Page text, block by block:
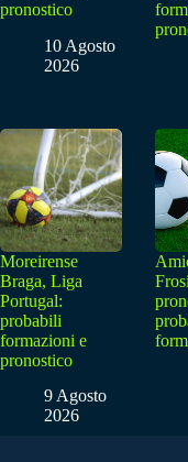
pronostico
10 Agosto
2026
Moreirense
Braga, Liga
Portugal:
probabili
formazioni e
pronostico
9 Agosto
2026